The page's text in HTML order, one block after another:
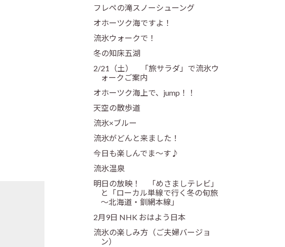
フレペの滝スノーシューング
オホーツク海ですよ！
流氷ウォークで！
冬の知床五湖
2/21（土） 「旅サラダ」で流氷ウ
ォークご案内
オホーツク海上で、jump！！
天空の散歩道
流氷×ブルー
流氷がどんと来ました！
今日も楽しんでま～す♪
流氷温泉
明日の放映！ 「めさましテレビ」
と「ローカル単線で行く冬の旬旅
～北海道・釧網本線」
2月9日 NHK おはよう日本
流氷の楽しみ方（ご夫婦バージョ
ン）